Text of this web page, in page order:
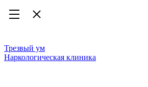
Трезвый ум
Наркологическая клиника